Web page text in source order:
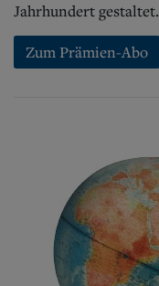
Jahrhundert gestaltet.
Zum Prämien-Abo